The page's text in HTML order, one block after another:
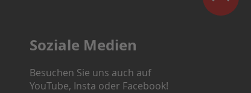
Soziale Medien
Besuchen Sie uns auch auf
YouTube, Insta oder Facebook!